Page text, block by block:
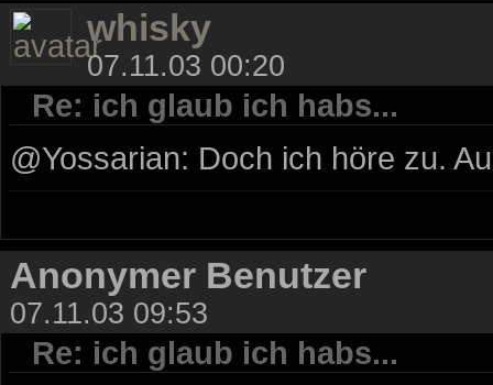
whisky
07.11.03 00:20
Re: ich glaub ich habs...
@Yossarian: Doch ich höre zu.
Anonymer Benutzer
07.11.03 09:53
Re: ich glaub ich habs...